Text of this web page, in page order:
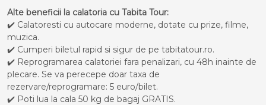
Alte beneficii la calatoria cu Tabita Tour:
✔️ Calatoresti cu autocare moderne, dotate cu prize, filme,
muzica.
✔️ Cumperi biletul rapid si sigur de pe tabitatour.ro.
✔️ Reprogramarea calatoriei fara penalizari, cu 48h inainte de
plecare. Se va perecepe doar taxa de
rezervare/reprogramare: 5 euro/bilet.
✔️ Poti lua la cala 50 kg de bagaj GRATIS.